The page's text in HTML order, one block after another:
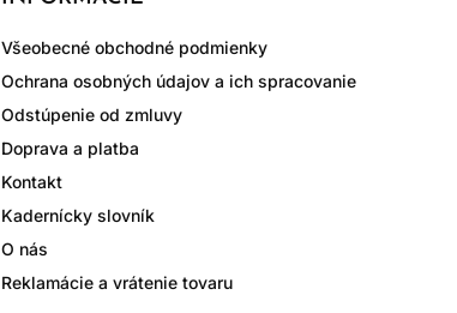
Všeobecné obchodné podmienky
Ochrana osobných údajov a ich spracovanie
Odstúpenie od zmluvy
Doprava a platba
Kontakt
Kadernícky slovník
O nás
Reklamácie a vrátenie tovaru